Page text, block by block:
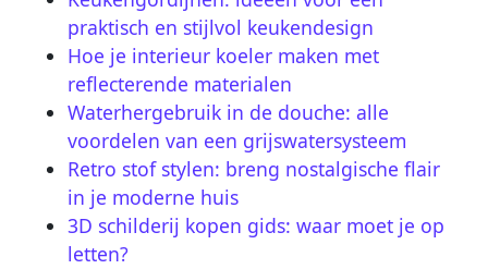
praktisch en stijlvol keukendesign
Hoe je interieur koeler maken met
reflecterende materialen
Waterhergebruik in de douche: alle
voordelen van een grijswatersysteem
Retro stof stylen: breng nostalgische flair
in je moderne huis
3D schilderij kopen gids: waar moet je op
letten?